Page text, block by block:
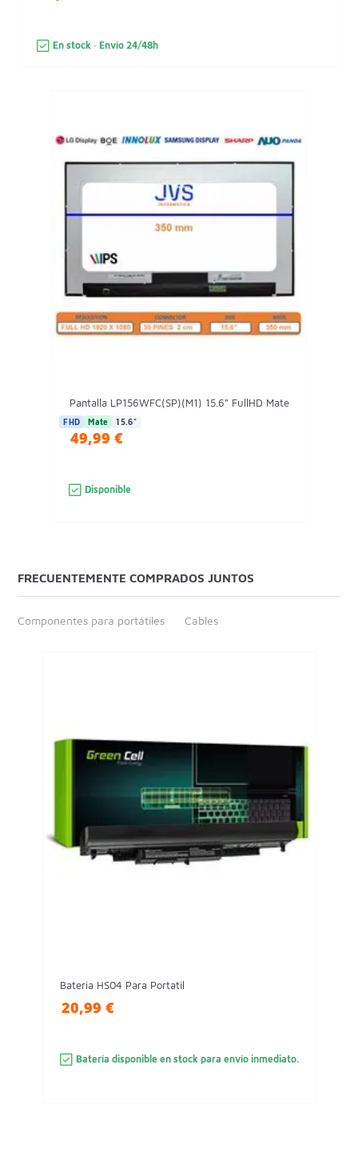
En stock · Envío 24/48h
Pantalla LP156WFC(SP)(M1) 15.6" FullHD Mate
FHD Mate 15.6"
49,99 €
Disponible
FRECUENTEMENTE COMPRADOS JUNTOS
Componentes para portátiles Cables
Batería HS04 Para Portatil
20,99 €
Batería disponible en stock para envío inmediato.